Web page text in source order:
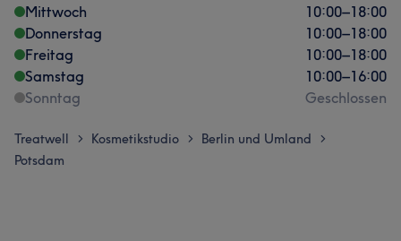
Mittwoch
10:00–18:00
Donnerstag
10:00–18:00
Freitag
10:00–18:00
Samstag
10:00–16:00
Sonntag
Geschlossen
Treatwell > Kosmetikstudio > Berlin und Umland >
Potsdam